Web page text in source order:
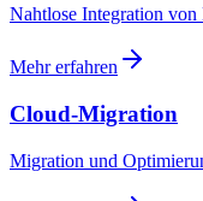
Nahtlose Integration
Mehr erfahren
Cloud-Migration
Migration und